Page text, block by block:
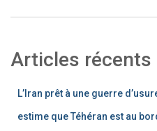
Articles récents
L’Iran prêt à une guerre
estime que Téhéran est au